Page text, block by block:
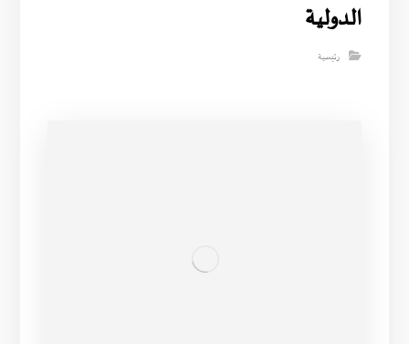
الدولية
رئيسية